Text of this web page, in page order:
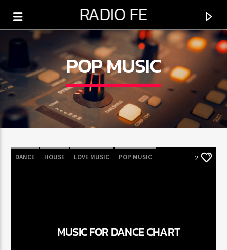
RADIO FE
0:00
POP MUSIC
DANCE HOUSE LOVE MUSIC POP MUSIC 2
MUSIC FOR DANCE CHART